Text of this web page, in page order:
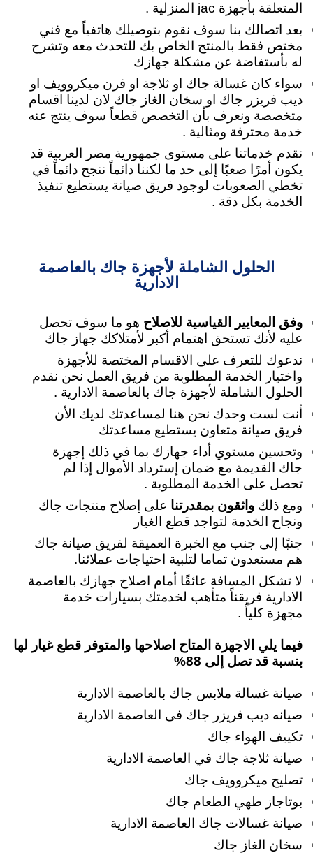
المتعلقة بأجهزة jac المنزلية .
بعد اتصالك بنا سوف نقوم بتوصيلك هاتفياً مع فني
مختص فقط بالمنتج الخاص بك للتحدث معه وتشرح
له بأستفاضة عن مشكلة جهازك
سواء كان غسالة جاك او ثلاجة او فرن ميكروويف او
ديب فريزر جاك او سخان الغاز جاك لان لدينا اقسام
متخصصة ونعرف بأن التخصص قطعاً سوف ينتج عنه
خدمة محترفة ومثالية .
نقدم خدماتنا على مستوى جمهورية مصر العربية قد
يكون أمرًا صعبًا إلى حد ما لكننا دائماً ننجح دائماً في
تخطي الصعوبات لوجود فريق صيانة يستطيع تنفيذ
الخدمة بكل دقة .
الحلول الشاملة لأجهزة جاك بالعاصمة
الادارية
وفق المعايير القياسية للاصلاح هو ما سوف تحصل
عليه لأنك تستحق اهتمام أكبر لأمتلاكك جهاز جاك
ندعوك للتعرف على الاقسام المختصة للأجهزة
واختيار الخدمة المطلوبة من فريق العمل نحن نقدم
الحلول الشاملة لأجهزة جاك بالعاصمة الادارية .
أنت لست وحدك نحن هنا لمساعدتك لديك الأن
فريق صيانة متعاون يستطيع مساعدتك
وتحسين مستوي أداء جهازك بما في ذلك إجهزة
جاك القديمة مع ضمان إسترداد الأموال إذا لم
تحصل على الخدمة المطلوبة .
ومع ذلك واثقون بمقدرتنا على إصلاح منتجات جاك
ونجاح الخدمة لتواجد قطع الغيار
جنبًا إلى جنب مع الخبرة العميقة لفريق صيانة جاك
هم مستعدون تماما لتلبية احتياجات عملائنا.
لا تشكل المسافة عائقًا أمام اصلاح جهازك بالعاصمة
الادارية فريقناً متأهب لخدمتك بسيارات خدمة
مجهزة كلياً .
فيما يلي الاجهزة المتاح اصلاحها والمتوفر قطع غيار لها
بنسبة قد تصل إلى 88%
صيانة غسالة ملابس جاك بالعاصمة الادارية
صيانه ديب فريزر جاك فى العاصمة الادارية
تكييف الهواء جاك
صيانة ثلاجة جاك في العاصمة الادارية
تصليح ميكروويف جاك
بوتاجاز طهي الطعام جاك
صيانة غسالات جاك العاصمة الادارية
سخان الغاز جاك